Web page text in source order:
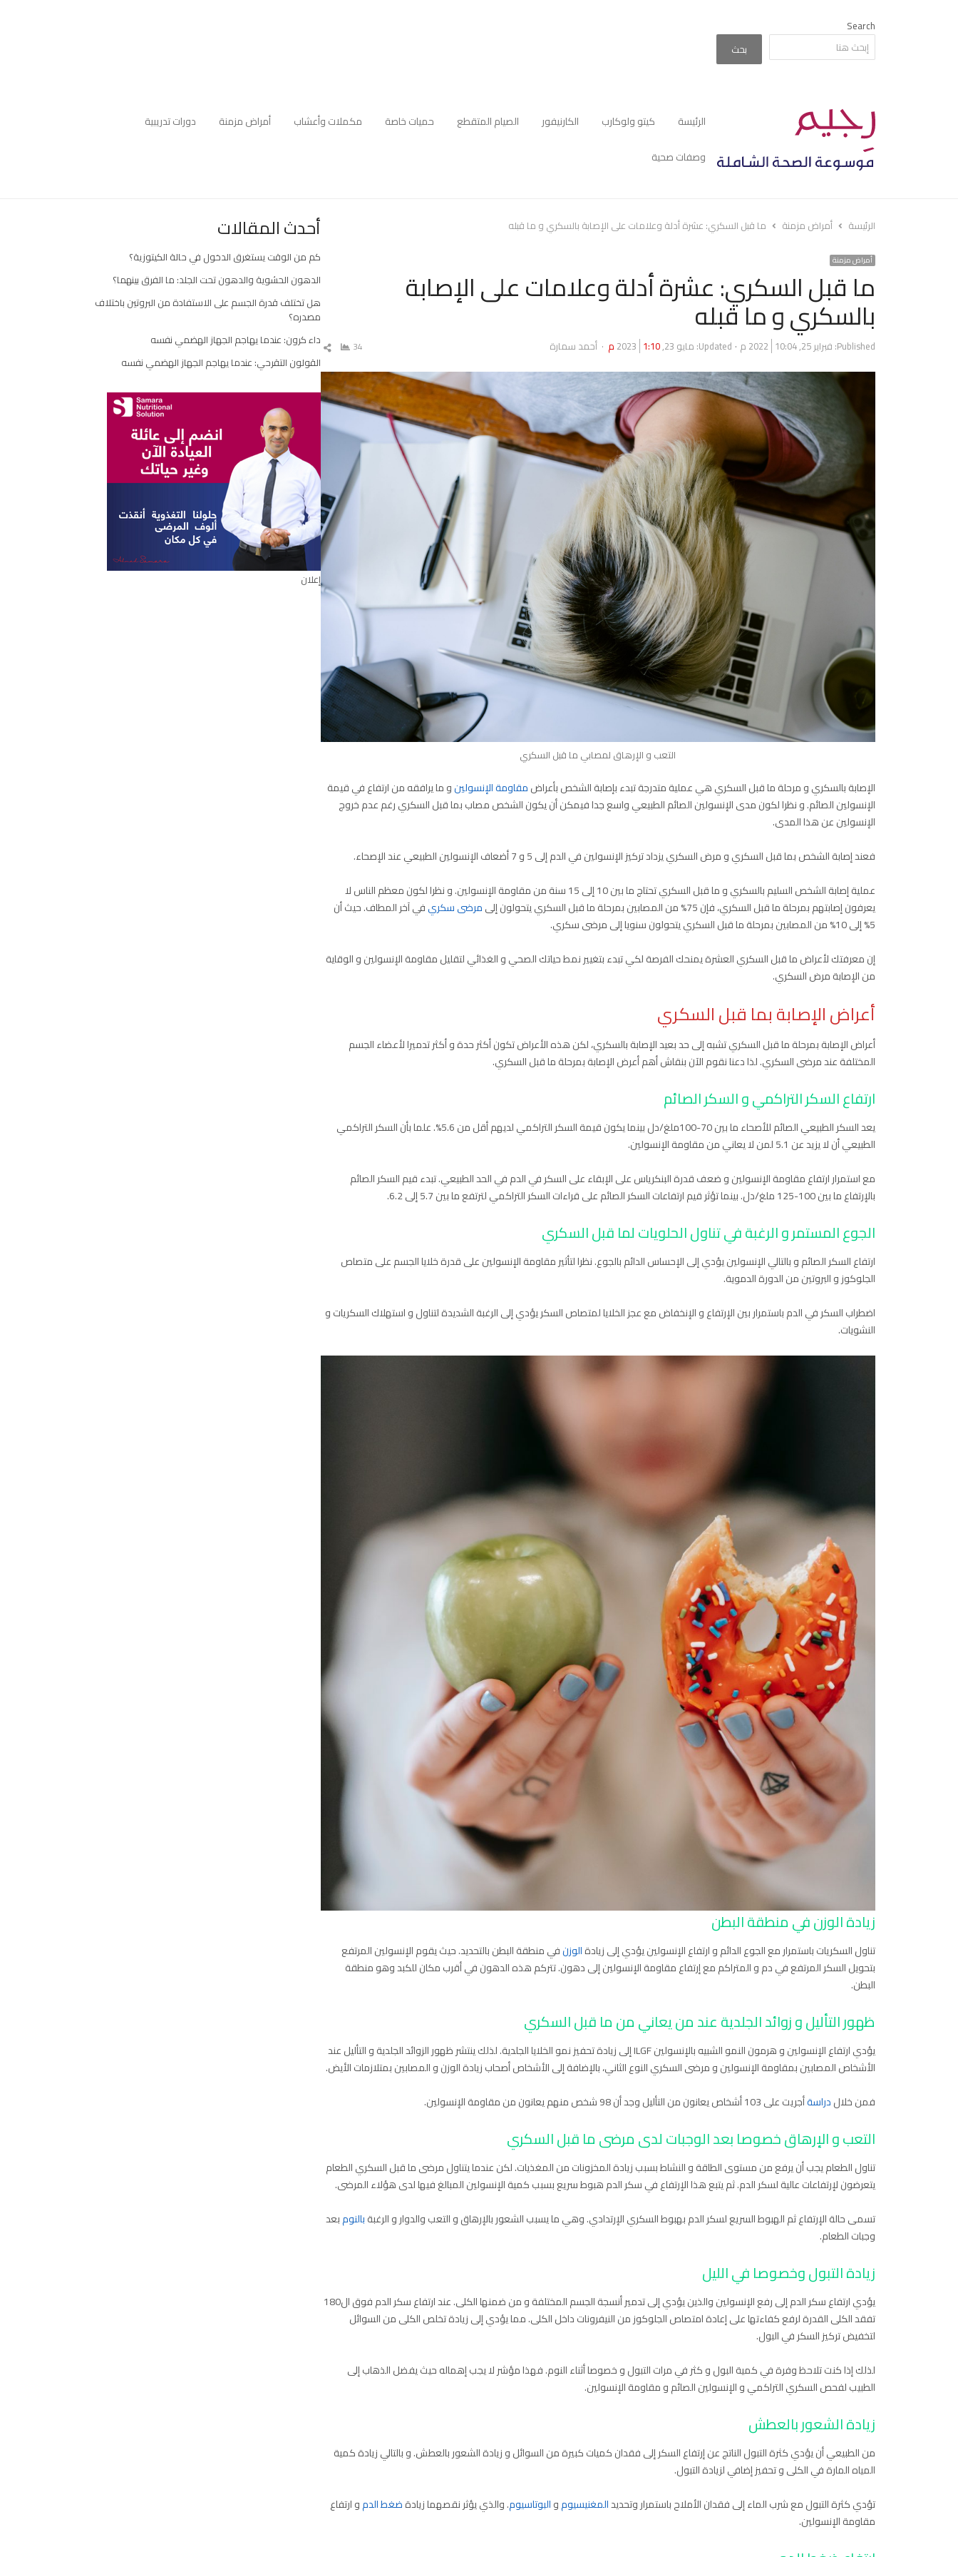
Search
بحث
الرئيسة كيتو ولوكارب الكارنيفور الصيام المتقطع حميات خاصة مكملات وأعشاب أمراض مزمنة
دورات تدريبية
وصفات صحية
الرئيسة أمراض مزمنة ما قبل السكري: عشرة أدلة وعلامات على الإصابة بالسكري و ما قبله
أمراض مزمنة
ما قبل السكري: عشرة أدلة وعلامات على الإصابة
بالسكري و ما قبله
Published: فبراير 25, 2022 10:04 م Updated: مايو 23, 2023 1:10 م Author
أحمد سمارة 34
شارك
المقال
التعب و الإرهاق لمصابي ما قبل السكري
الإصابة بالسكري و مرحلة ما قبل السكري هي عملية متدرجة تبدء بإصابة الشخص بأعراضمقاومة الإنسولينو ما يرافقه من ارتفاع في قيمة
الإنسولين الصائم. و نظرا لكون مدى الإنسولين الصائم الطبيعي واسع جدا فيمكن أن يكون الشخص مصاب بما قبل السكري رغم عدم خروج
الإنسولين عن هذا المدى.
فعند إصابة الشخص بما قبل السكري و مرض السكري يزداد تركيز الإنسولين في الدم إلى 5 و 7 أضعاف الإنسولين الطبيعي عند الإصحاء.
عملية إصابة الشخص السليم بالسكري و ما قبل السكري تحتاج ما بين 10 إلى 15 سنة من مقاومة الإنسولين. و نظرا لكون معظم الناس لا
يعرفون إصابتهم بمرحلة ما قبل السكري، فإن 75% من المصابين بمرحلة ما قبل السكري يتحولون إلى
مرضى سكريفي آخر المطاف. حيث أن
5% إلى 10% من المصابين بمرحلة ما قبل السكري يتحولون سنويا إلى مرضى سكري.
إن معرفتك لأعراض ما قبل السكري العشرة يمنحك الفرصة لكي تبدء بتغيير نمط حياتك الصحي و الغذائي لتقليل مقاومة الإنسولين و الوقاية
من الإصابة مرض السكري.
أعراض الإصابة بما قبل السكري
أعراض الإصابة بمرحلة ما قبل السكري تشبه إلى حد بعيد الإصابة بالسكري، لكن هذه الأعراض تكون أكثر حدة و أكثر تدميرا لأعضاء الجسم
المختلفة عند مرضى السكري. لذا دعنا نقوم الآن بنقاش أهم أعرض الإصابة بمرحلة ما قبل السكري.
ارتفاع السكر التراكمي و السكر الصائم
يعد السكر الطبيعي الصائم للأصحاء ما بين 70-100ملغ/دل بينما يكون قيمة السكر التراكمي لديهم أقل من 5.6%. علما بأن السكر التراكمي
الطبيعي أن لا يزيد عن 5.1 لمن لا يعاني من مقاومة الإنسولين.
مع استمرار ارتفاع مقاومة الإنسولين و ضعف قدرة البنكرياس على الإبقاء على السكر في الدم في الحد الطبيعي. تبدء قيم السكر الصائم
بالإرتفاع ما بين 100-125 ملغ/دل. بينما تؤثر قيم ارتفاعات السكر الصائم على قراءات السكر التراكمي لترتفع ما بين 5.7 إلى 6.2.
الجوع المستمر و الرغبة في تناول الحلويات لما قبل السكري
ارتفاع السكر الصائم و بالتالي الإنسولين يؤدي إلى الإحساس الدائم بالجوع. نظرا لتأثير مقاومة الإنسولين على قدرة خلايا الجسم على متصاص
الجلوكوز و البروتين من الدورة الدموية.
اضطراب السكر في الدم باستمرار بين الإرتفاع و الإنخفاض مع عجز الخلايا لمتصاص السكر يؤدي إلى الرغبة الشديدة لتناول و استهلاك السكريات و
النشويات.
زيادة الوزن في منطقة البطن
تناول السكريات باستمرار مع الجوع الدائم و ارتفاع الإنسولين يؤدي إلى زيادةالوزنفي منطقة البطن بالتحديد. حيث يقوم الإنسولين المرتفع
بتحويل السكر المرتفع في دم و المتراكم مع إرتفاع مقاومة الإنسولين إلى دهون. تتركم هذه الدهون في أقرب مكان للكبد وهو منطقة
البطن.
ظهور التأليل و زوائد الجلدية عند من يعاني من ما قبل السكري
يؤدي ارتفاع الإنسولين و هرمون النمو الشبيه بالإنسولين ILGF إلى زيادة تحفيز نمو الخلايا الجلدية. لذلك ينتشر ظهور الزوائد الجلدية و التأليل عند
الأشخاص المصابين بمقاومة الإنسولين و مرضى السكري النوع الثاني، بالإضافة إلى الأشخاص أصحاب زيادة الوزن و المصابين بمتلازمات الأيض.
فمن خلالدراسةأجريت على 103 أشخاص يعانون من التأليل وجد أن 98 شخص منهم يعانون من مقاومة الإنسولين.
التعب و الإرهاق خصوصا بعد الوجبات لدى مرضى ما قبل السكري
تناول الطعام يجب أن يرفع من مستوى الطاقة و النشاط بسبب زيادة المخزونات من المغذيات. لكن عندما يتناول مرضى ما قبل السكري الطعام
يتعرضون لإرتفاعات عالية لسكر الدم. ثم يتبع هذا الإرتفاع في سكر الدم هبوط سريع بسبب كمية الإنسولين المبالغ فيها لدى هؤلاء المرضى.
تسمى حالة الإرتفاع ثم الهبوط السريع لسكر الدم بهبوط السكري الإرتدادي. وهي ما يسبب الشعور بالإرهاق و التعب والدوار و الرغبةبالنومبعد
وجبات الطعام.
زيادة التبول وخصوصا في الليل
يؤدي ارتفاع سكر الدم إلى رفع الإنسولين والذين يؤدي إلى تدمير أنسجة الجسم المختلفة و من ضمنها الكلى. عند ارتفاع سكر الدم فوق ال180
تفقد الكلى القدرة لرفع كفاءتها على إعادة امتصاص الجلوكوز من النيفرونات داخل الكلى. مما يؤدي إلى زيادة تخلص الكلى من السوائل
لتخفيض تركيز السكر في البول.
لذلك إذا كنت تلاحظ وفرة في كمية البول و كثر في مرات التبول و خصوصا أثناء النوم. فهذا مؤشر لا يجب إهماله حيث يفضل الذهاب إلى
الطبيب لفحص السكري التراكمي و الإنسولين الصائم و مقاومة الإنسولين.
زيادة الشعور بالعطش
من الطبيعي أن يؤدي كثرة التبول الناتج عن إرتفاع السكر إلى فقدان كميات كبيرة من السوائل و زيادة الشعور بالعطش. و بالتالي زيادة كمية
المياه المارة في الكلى و تحفيز إضافي لزيادة التبول.
تؤدي كثرة التبول مع شرب الماء إلى فقدان الأملاح باستمرار وتحديدالمغنيسيوموالبوتاسيوم. والذي يؤثر نقصهما زيادةضغط الدمو ارتفاع
مقاومة الإنسولين.
أحدث المقالات
كم من الوقت يستغرق الدخول في حالة الكيتوزية؟
الدهون الحشوية والدهون تحت الجلد: ما الفرق بينهما؟
هل تختلف قدرة الجسم على الاستفادة من البروتين باختلاف
مصدره؟
داء كرون: عندما يهاجم الجهاز الهضمي نفسه
القولون التقرحي: عندما يهاجم الجهاز الهضمي نفسه
إعلان